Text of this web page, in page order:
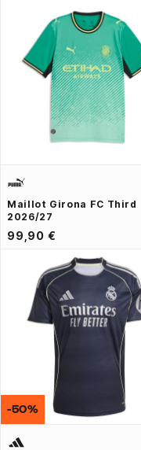
Maillot Girona FC Third
2026/27
99,90 €
-50%